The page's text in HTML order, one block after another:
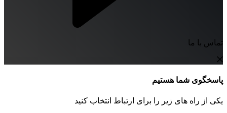
تماس با ما
پاسخگوی شما هستیم
یکی از راه های زیر را برای ارتباط انتخاب کنید